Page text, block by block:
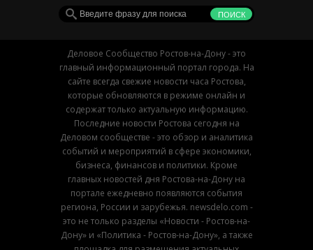
Деловое Сообщество Ростов-на-Дону - это
главный информационный портал города. На
сайте всегда свежие новости часа Ростова,
которые обновляются в режиме онлайн и
содержат только актуальную информацию.
Последние новости Ростова сегодня на
Деловом сообществе - это обзор и аналитика
событий и мероприятий в сфере экономики,
бизнеса, финансов и политики. Кроме
главных новостей дня Ростова-на-Дону на
портале ежедневно появляются события
региона, России и зарубежья. newsdelo.com -
это не только разделы «Новости - Ростов-на-
Дону» и «Политика - Ростов-на-Дону», а также